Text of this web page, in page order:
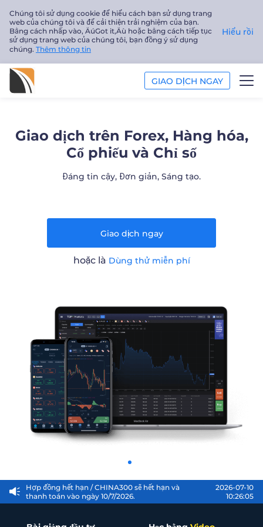
Chúng tôi sử dụng cookie để hiểu cách bạn sử dụng trang
web của chúng tôi và để cải thiện trải nghiệm của bạn.
Bằng cách nhấp vào‚ ÄúGot it‚Äù hoặc bằng cách tiếp tục
sử dụng trang web của chúng tôi, bạn đồng ý sử dụng
chúng. Thêm thông tin
Hiểu rồi
GIAO DỊCH NGAY
GIÁO DỤC
Trader
Giao dịch trên Forex, Hàng hóa,
Cổ phiếu và Chỉ số
Đáng tin cậy, Đơn giản, Sáng tạo.
Giao dịch ngay
hoặc là Dùng thử miễn phí
/ Thông báo điều chỉnh đòn bẩy đối với các
Hợp đồng hết hạn / CHINA300 sẽ hết hạn và
thanh toán vào ngày 10/7/2026.
2026-07-10
10:26:05